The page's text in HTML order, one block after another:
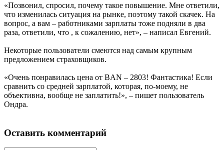
«Позвонил, спросил, почему такое повышение. Мне ответили,
что изменилась ситуация на рынке, поэтому такой скачек. На
вопрос, а вам – работниками зарплаты тоже подняли в два
раза, ответили, что , к сожалению, нет», – написал Евгений.
Некоторые пользователи смеются над самым крупным
предложением страховщиков.
«Очень понравилась цена от BAN – 2803! Фантастика! Если
сравнить со средней зарплатой, которая, по-моему, не
объективна, вообще не заплатить!», – пишет пользователь
Ондра.
Оставить комментарий